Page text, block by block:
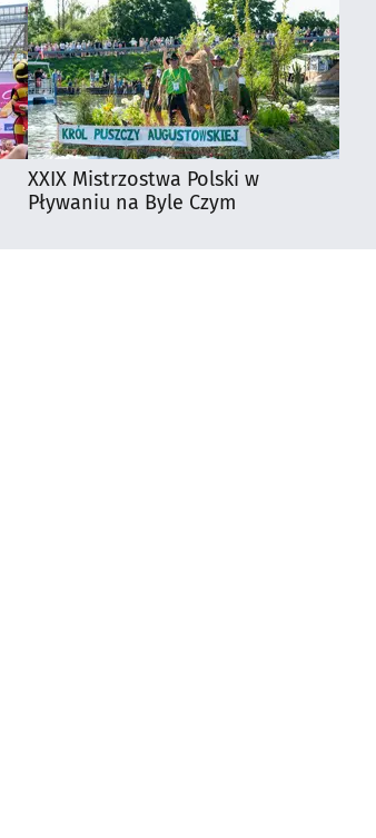
XXIX Mistrzostwa Polski w
Pływaniu na Byle Czym